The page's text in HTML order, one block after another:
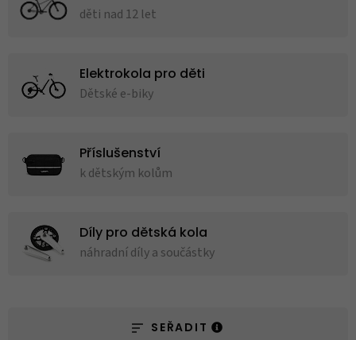
děti nad 12 let
Elektrokola pro děti
Dětské e-biky
Příslušenství
k dětským kolům
Díly pro dětská kola
náhradní díly a součástky
SEŘADIT